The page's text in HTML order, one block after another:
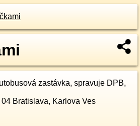
zastávka, spravuje DPB,
04 Bratislava, Karlova Ves